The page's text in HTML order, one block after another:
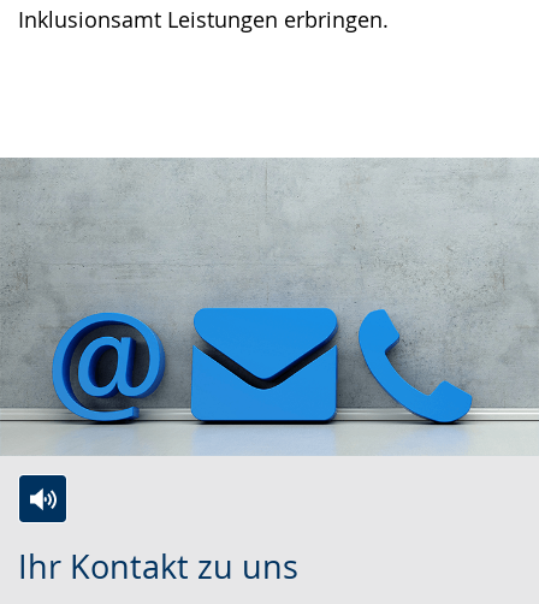
Inklusionsamt Leistungen erbringen.
Ihr Kontakt zu uns
Leichten
Audio-
Video